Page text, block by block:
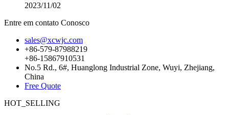
2023/11/02
Entre em contato Conosco
sales@xcwjc.com
+86-579-87988219
+86-15867910531
No.5 Rd., 6#, Huanglong Industrial Zone, Wuyi, Zhejiang,
China
Free Quote
HOT_SELLING